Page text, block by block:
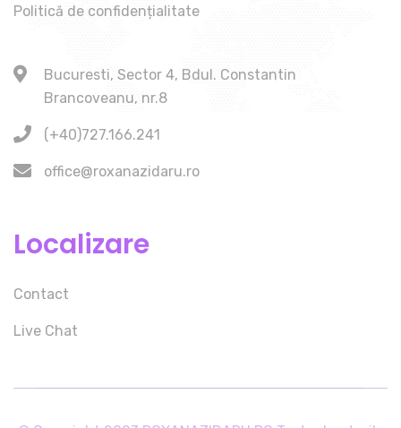
Politică de confidențialitate
Bucuresti, Sector 4, Bdul. Constantin
Brancoveanu, nr.8
(+40)727.166.241
office@roxanazidaru.ro
Localizare
Contact
Live Chat